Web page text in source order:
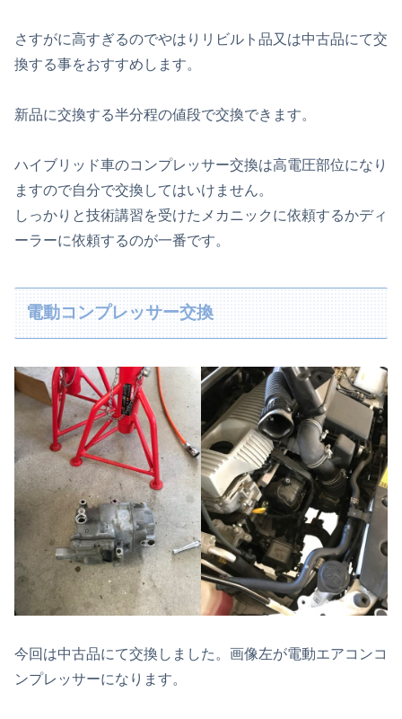
さすがに高すぎるのでやはりリビルト品又は中古品にて交
換する事をおすすめします。
新品に交換する半分程の値段で交換できます。
ハイブリッド車のコンプレッサー交換は高電圧部位になり
ますので自分で交換してはいけません。
しっかりと技術講習を受けたメカニックに依頼するかディ
ーラーに依頼するのが一番です。
電動コンプレッサー交換
今回は中古品にて交換しました。画像左が電動エアコンコ
ンプレッサーになります。